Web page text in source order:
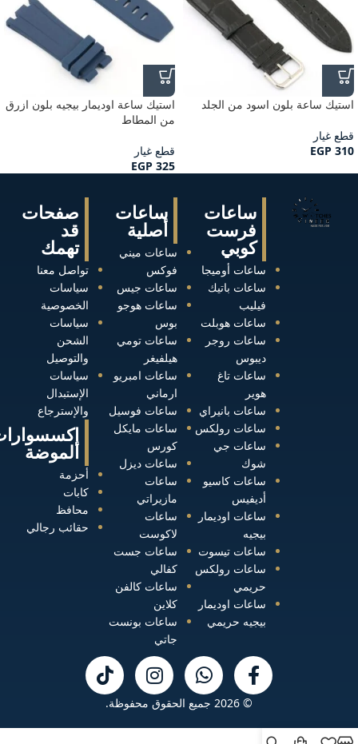
استيك ساعة بلون اسود من الجلد
قطع غيار
EGP 310
استيك ساعة اوديمار بيجيه بلون ازرق
من المطاط
قطع غيار
EGP 325
صفحات
قد
تهمك
تواصل معنا
سياسات
الخصوصية
سياسات
الشحن
والتوصيل
سياسات
الإستبدال
والإسترجاع
الموضة
أحزمة
كابات
محافظ
حقائب رجالي
ساعات
أصلية
ساعات ميني
فوكس
ساعات جيس
ساعات هوجو
بوس
ساعات تومي
هيلفيغر
ساعات امبريو
ارماني
ساعات فوسيل
ساعات مايكل
كورس
ساعات ديزل
ساعات
مازيراتي
ساعات
لاكوست
ساعات جست
كفالي
ساعات كالفن
كلاين
ساعات بونست
جاتي
ساعات
فرست
كوبي
ساعات أوميجا
ساعات باتيك
فيليب
ساعات هوبلت
ساعات روجر
ديبوس
ساعات تاغ
هوير
ساعات بانيراي
ساعات رولكس
ساعات جي
شوك
ساعات كاسيو
أديفيس
ساعات اوديمار
بيجيه
ساعات تيسوت
ساعات رولكس
حريمي
ساعات اوديمار
بيجيه حريمي
© 2026 جميع الحقوق محفوظة.